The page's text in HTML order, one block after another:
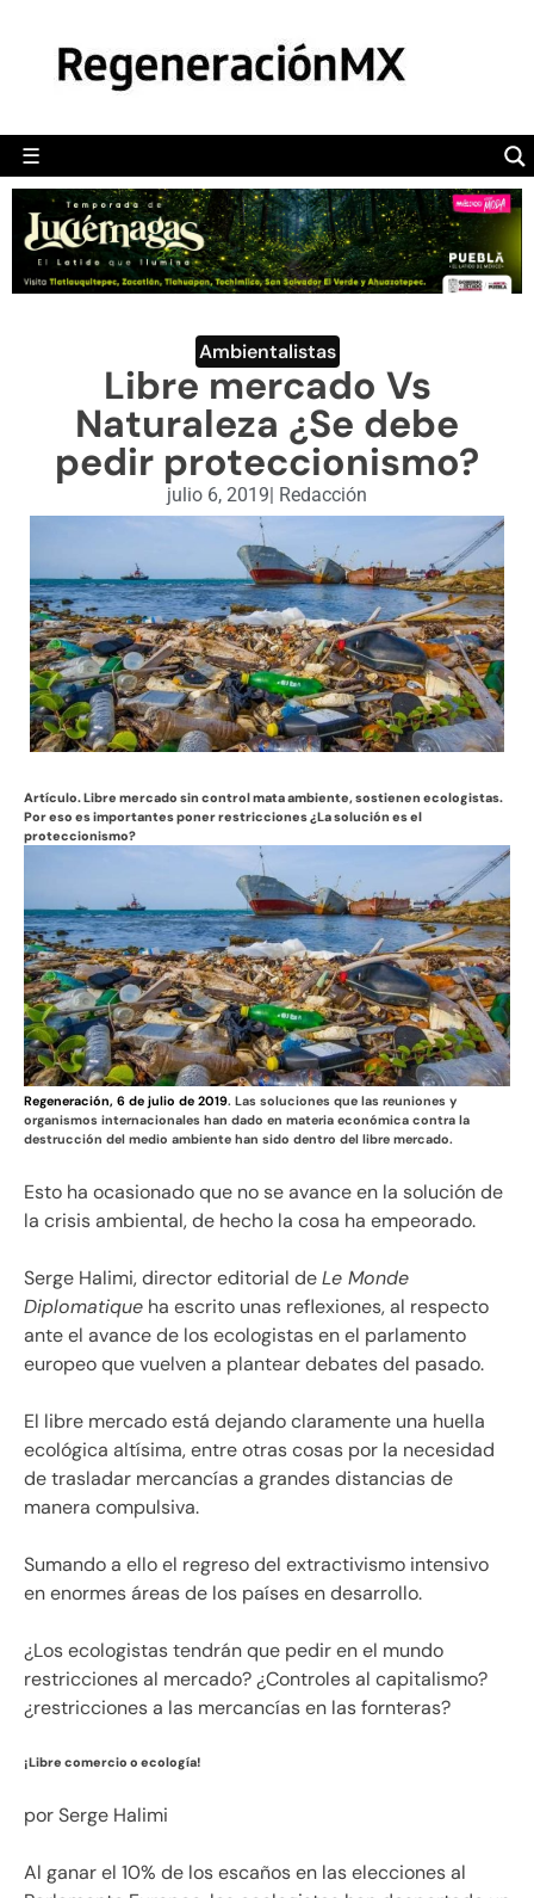
☰
POLÍTICA
CAMALEÓN
OPINIÓN
DEPORTES
ENGLISH SECTION
VIDEOS
Ambientalistas
Libre mercado Vs
Naturaleza ¿Se debe
pedir proteccionismo?
julio 6, 2019| Redacción
Artículo. Libre mercado sin control mata ambiente, sostienen ecologistas.
Por eso es importantes poner restricciones ¿La solución es el
proteccionismo?
Regeneración, 6 de julio de 2019. Las soluciones que las reuniones y
organismos internacionales han dado en materia económica contra la
destrucción del medio ambiente han sido dentro del libre mercado.
Esto ha ocasionado que no se avance en la solución de
la crisis ambiental, de hecho la cosa ha empeorado.
Serge Halimi, director editorial deLe Monde
Diplomatique ha escrito unas reflexiones, al respecto
ante el avance de los ecologistas en el parlamento
europeo que vuelven a plantear debates del pasado.
El libre mercado está dejando claramente una huella
ecológica altísima, entre otras cosas por la necesidad
de trasladar mercancías a grandes distancias de
manera compulsiva.
Sumando a ello el regreso del extractivismo intensivo
en enormes áreas de los países en desarrollo.
¿Los ecologistas tendrán que pedir en el mundo
restricciones al mercado? ¿Controles al capitalismo?
¿restricciones a las mercancías en las fornteras?
¡Libre comercio o ecología!
por Serge Halimi
Al ganar el 10% de los escaños en las elecciones al